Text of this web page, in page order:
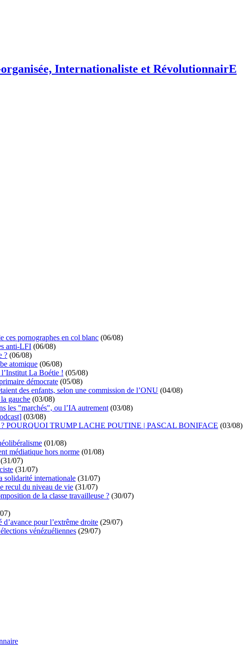
Internationaliste et RévolutionnairE
pornographes en col blanc (06/08)
anti-LFI (06/08)
? (06/08)
atomique (06/08)
La Boétie ! (05/08)
démocrate (05/08)
des enfants, selon une commission de l’ONU (04/08)
gauche (03/08)
les "marchés", ou l’IA autrement (03/08)
(03/08)
TRUMP LACHE POUTINE | PASCAL BONIFACE (03/08)
(01/08)
médiatique hors norme (01/08)
(31/07)
(31/07)
solidarité internationale (31/07)
recul du niveau de vie (31/07)
de la classe travailleuse ? (30/07)
pour l’extrême droite (29/07)
vénézuéliennes (29/07)